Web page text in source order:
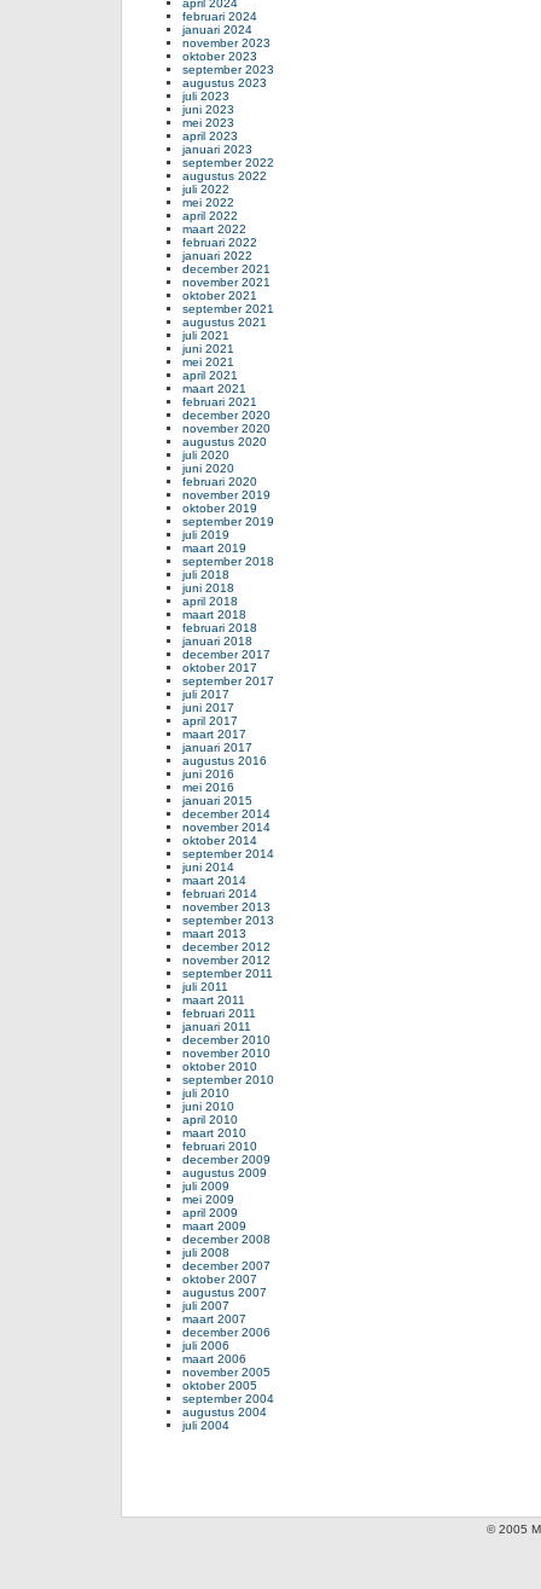
februari 2024
januari 2024
november 2023
oktober 2023
september 2023
augustus 2023
juli 2023
juni 2023
mei 2023
april 2023
januari 2023
september 2022
augustus 2022
juli 2022
mei 2022
april 2022
maart 2022
februari 2022
januari 2022
december 2021
november 2021
oktober 2021
september 2021
augustus 2021
juli 2021
juni 2021
mei 2021
april 2021
maart 2021
februari 2021
december 2020
november 2020
augustus 2020
juli 2020
juni 2020
februari 2020
november 2019
oktober 2019
september 2019
juli 2019
maart 2019
september 2018
juli 2018
juni 2018
april 2018
maart 2018
februari 2018
januari 2018
december 2017
oktober 2017
september 2017
juli 2017
juni 2017
april 2017
maart 2017
januari 2017
augustus 2016
juni 2016
mei 2016
januari 2015
december 2014
november 2014
oktober 2014
september 2014
juni 2014
maart 2014
februari 2014
november 2013
september 2013
maart 2013
december 2012
november 2012
september 2011
juli 2011
maart 2011
februari 2011
januari 2011
december 2010
november 2010
oktober 2010
september 2010
juli 2010
juni 2010
april 2010
maart 2010
februari 2010
december 2009
augustus 2009
juli 2009
mei 2009
april 2009
maart 2009
december 2008
juli 2008
december 2007
oktober 2007
augustus 2007
juli 2007
maart 2007
december 2006
juli 2006
maart 2006
november 2005
oktober 2005
september 2004
augustus 2004
juli 2004
© 2005